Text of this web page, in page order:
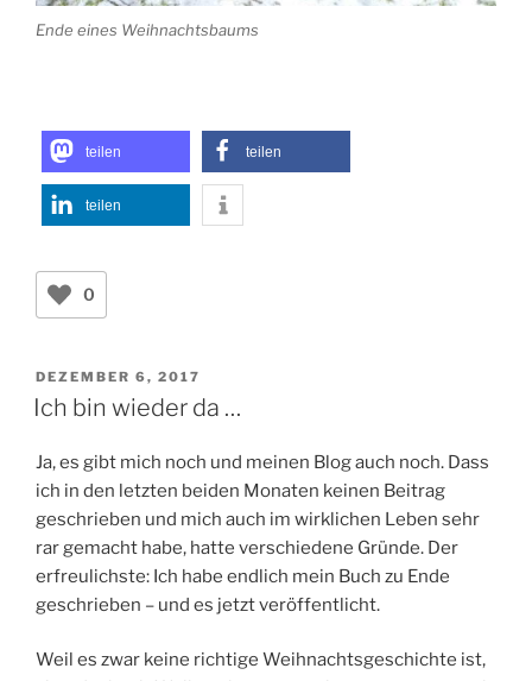
Ende eines Weihnachtsbaums
teilen teilen
teilen
0
VERÖFFENTLICHT
AM
DEZEMBER 6, 2017
Ich bin wieder da …
Ja, es gibt mich noch und meinen Blog auch noch. Dass
ich in den letzten beiden Monaten keinen Beitrag
geschrieben und mich auch im wirklichen Leben sehr
rar gemacht habe, hatte verschiedene Gründe. Der
erfreulichste: Ich habe endlich mein Buch zu Ende
geschrieben – und es jetzt veröffentlicht.
Weil es zwar keine richtige Weihnachtsgeschichte ist,